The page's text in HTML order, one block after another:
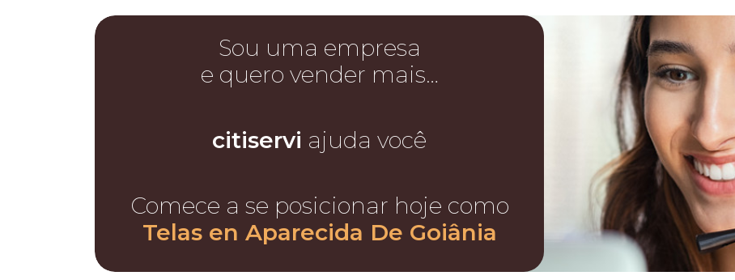
Sou uma empresa
e quero vender mais…
citiservi ajuda você
Comece a se posicionar hoje como
Telas en Aparecida De Goiânia